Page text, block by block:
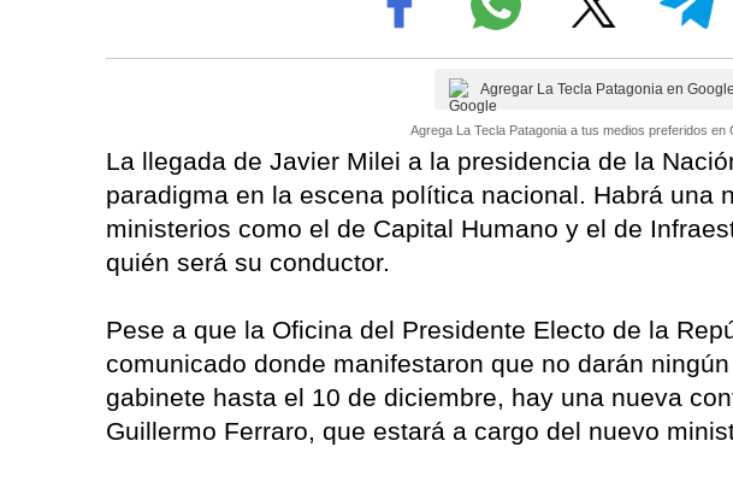
Agregar La Tecla Patagonia en Google
Agrega La Tecla Patagonia a tus medios preferidos en
La llegada de Javier Milei a la presidencia de la
paradigma en la escena política nacional. Habrá una
ministerios como el de Capital Humano y el de
quién será su conductor.
Pese a que la Oficina del Presidente Electo de la
comunicado donde manifestaron que no darán
gabinete hasta el 10 de diciembre, hay una nueva
Guillermo Ferraro, que estará a cargo del nuevo